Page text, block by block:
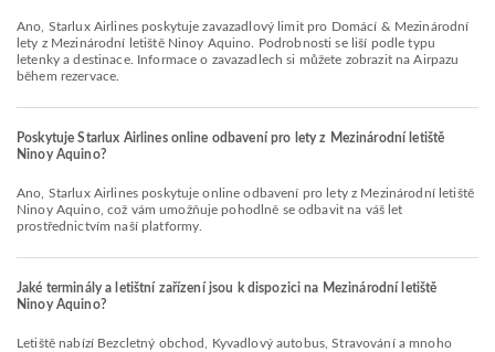
Ano, Starlux Airlines poskytuje zavazadlový limit pro Domácí & Mezinárodní
lety z Mezinárodní letiště Ninoy Aquino. Podrobnosti se liší podle typu
letenky a destinace. Informace o zavazadlech si můžete zobrazit na Airpazu
během rezervace.
Poskytuje Starlux Airlines online odbavení pro lety z Mezinárodní letiště
Ninoy Aquino?
Ano, Starlux Airlines poskytuje online odbavení pro lety z Mezinárodní letiště
Ninoy Aquino, což vám umožňuje pohodlně se odbavit na váš let
prostřednictvím naší platformy.
Jaké terminály a letištní zařízení jsou k dispozici na Mezinárodní letiště
Ninoy Aquino?
Letiště nabízí Bezcletný obchod, Kyvadlový autobus, Stravování a mnoho